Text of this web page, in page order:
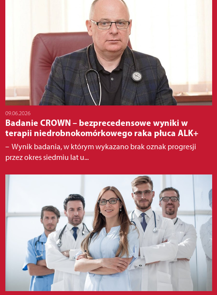
09.06.2026
Badanie CROWN – bezprecedensowe wyniki w
terapii niedrobnokomórkowego raka płuca ALK+
– Wynik badania, w którym wykazano brak oznak progresji
przez okres siedmiu lat u...